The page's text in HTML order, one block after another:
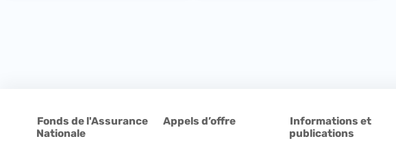
Informations et
publications
Appels d’offre
Fonds de l'Assurance
Nationale